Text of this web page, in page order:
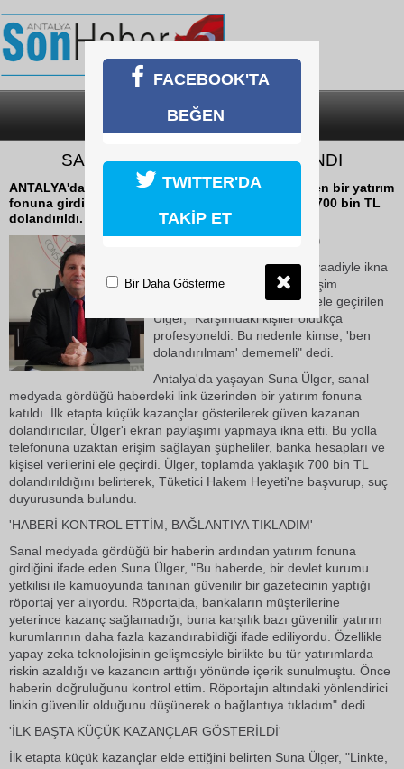
SON DAKİKA
SAHTE YATIRIM TUZAĞINA KANDI
ANTALYA'da sanal medyada gördüğü link üzerinden bir yatırım
fonuna girdiğini düşünen emekli Suna Ülger (60), 700 bin TL
dolandırıldı.
09 Mayıs 2026 Cumartesi 19:49
Yapay zeka destekli kazanç vaadiyle ikna
edilip, telefonuna uzaktan erişim
sağlanarak banka hesapları ele geçirilen
Ülger, "Karşımdaki kişiler oldukça
profesyoneldi. Bu nedenle kimse, 'ben
dolandırılmam' dememeli" dedi.
Antalya'da yaşayan Suna Ülger, sanal
medyada gördüğü haberdeki link üzerinden bir yatırım fonuna
katıldı. İlk etapta küçük kazançlar gösterilerek güven kazanan
dolandırıcılar, Ülger'i ekran paylaşımı yapmaya ikna etti. Bu yolla
telefonuna uzaktan erişim sağlayan şüpheliler, banka hesapları ve
kişisel verilerini ele geçirdi. Ülger, toplamda yaklaşık 700 bin TL
dolandırıldığını belirterek, Tüketici Hakem Heyeti'ne başvurup, suç
duyurusunda bulundu.
'HABERİ KONTROL ETTİM, BAĞLANTIYA TIKLADIM'
Sanal medyada gördüğü bir haberin ardından yatırım fonuna
girdiğini ifade eden Suna Ülger, "Bu haberde, bir devlet kurumu
yetkilisi ile kamuoyunda tanınan güvenilir bir gazetecinin yaptığı
röportaj yer alıyordu. Röportajda, bankaların müşterilerine
yeterince kazanç sağlamadığı, buna karşılık bazı güvenilir yatırım
kurumlarının daha fazla kazandırabildiği ifade ediliyordu. Özellikle
yapay zeka teknolojisinin gelişmesiyle birlikte bu tür yatırımlarda
riskin azaldığı ve kazancın arttığı yönünde içerik sunulmuştu. Önce
haberin doğruluğunu kontrol ettim. Röportajın altındaki yönlendirici
linkin güvenilir olduğunu düşünerek o bağlantıya tıkladım" dedi.
'İLK BAŞTA KÜÇÜK KAZANÇLAR GÖSTERİLDİ'
İlk etapta küçük kazançlar elde ettiğini belirten Suna Ülger, "Linkte,
FACEBOOK'TA
BEĞEN
TWITTER'DA
TAKİP ET
Bir Daha Gösterme